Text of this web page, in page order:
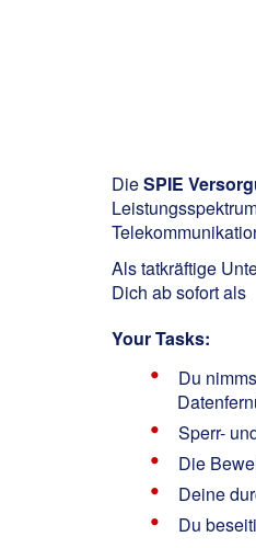
DieSPIE
Als tatkräftige
Dich ab sofort als
Your Tasks:
Du
Sperr-
Die
Deine
Du